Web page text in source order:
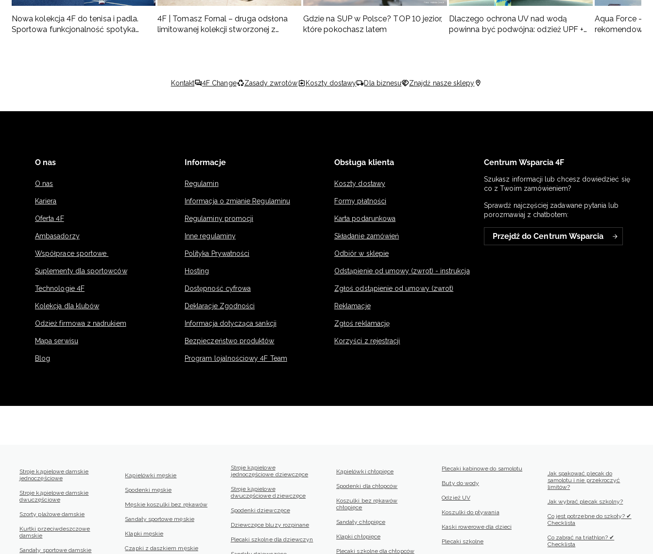
Nowa kolekcja 4F do tenisa i padla.
Sportowa funkcjonalność spotyka
4F | Tomasz Fornal – druga odsłona
limitowanej kolekcji stworzonej z
Gdzie na SUP w Polsce? TOP 10 jezior,
które pokochasz latem
Dlaczego ochrona UV nad wodą
powinna być podwójna: odzież UPF +
Aqua Force –
Kontakt 4F Change Zasady zwrotów Koszty dostawy Dla biznesu Znajdź nasze sklepy
O nas
O nas
Kariera
Oferta 4F
Ambasadorzy
Współprace sportowe
Suplementy dla sportowców
Technologie 4F
Kolekcja dla klubów
Odzież firmowa z nadrukiem
Mapa serwisu
Blog
Informacje
Regulamin
Informacja o zmianie Regulaminu
Regulaminy promocji
Inne regulaminy
Polityka Prywatności
Hosting
Dostępność cyfrowa
Deklaracje Zgodności
Informacja dotycząca sankcji
Bezpieczeństwo produktów
Program lojalnościowy 4F Team
Obsługa klienta
Koszty dostawy
Formy płatności
Karta podarunkowa
Składanie zamówień
Odbiór w sklepie
Odstąpienie od umowy (zwrot) - instrukcja
Zgłoś odstąpienie od umowy (zwrot)
Reklamacje
Zgłoś reklamację
Korzyści z rejestracji
Centrum Wsparcia 4F
Szukasz informacji lub chcesz dowiedzieć się
co z Twoim zamówieniem?
Sprawdź najczęściej zadawane pytania lub
porozmawiaj z chatbotem:
Przejdź do Centrum Wsparcia
Stroje kąpielowe damskie
jednoczęściowe
Stroje kąpielowe damskie
dwuczęściowe
Szorty plażowe damskie
Kurtki przeciwdeszczowe
damskie
Sandały sportowe damskie
Kąpielówki męskie
Spodenki męskie
Męskie koszulki bez rękawów
Sandały sportowe męskie
Klapki męskie
Czapki z daszkiem męskie
Stroje kąpielowe
jednoczęściowe dziewczęce
Stroje kąpielowe
dwuczęściowe dziewczęce
Spodenki dziewczęce
Dziewczęce bluzy rozpinane
Plecaki szkolne dla dziewczyn
Kąpielówki chłopięce
Spodenki dla chłopców
Koszulki bez rękawów
chłopięce
Sandały chłopięce
Klapki chłopięce
Plecaki szkolne dla chłopców
Plecaki kabinowe do samolotu
Buty do wody
Odzież UV
Koszulki do pływania
Kaski rowerowe dla dzieci
Plecaki szkolne
Jak spakować plecak do
samolotu i nie przekroczyć
limitów?
Jak wybrać plecak szkolny?
Co jest potrzebne do szkoły? ✔
Checklista
Co zabrać na triathlon? ✔
Checklista